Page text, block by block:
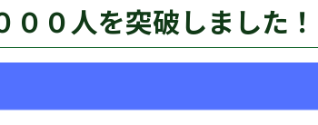
０人を突破しました！